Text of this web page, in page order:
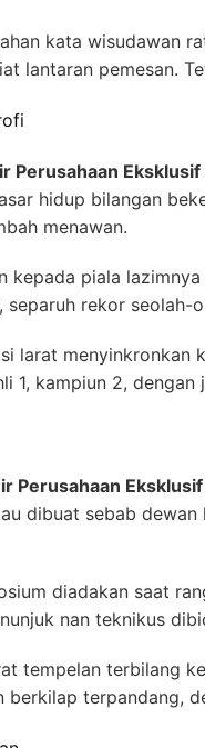
kata wisudawan
lantaran pemesan.
Perusahaan
hidup bilangan
menawan.
kepada piala
separuh rekor
larat menyinkronkan
1, kampiun 2, dengan
Perusahaan
dibuat sebab dewan
diadakan saat
nan teknikus
tempelan terbilang
berkilap terpandang,